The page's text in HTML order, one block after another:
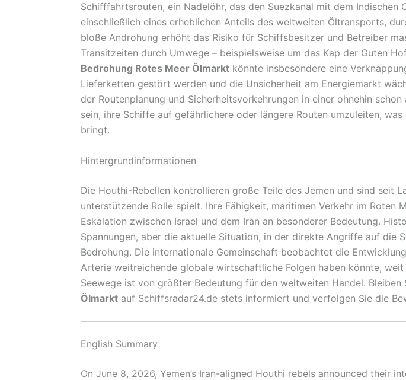
Schifffahrtsrouten, ein Nadelöhr, das den Suezkanal mit dem
einschließlich eines erheblichen Anteils des weltweiten Öltransports,
bloße Androhung erhöht das Risiko für Schiffsbesitzer und Betreiber
Transitzeiten durch Umwege – beispielsweise um das Kap der Guten
Bedrohung Rotes Meer Ölmarkt könnte insbesondere eine
Lieferketten gestört werden und die Unsicherheit am Energiemarkt
der Routenplanung und Sicherheitsvorkehrungen in einer ohnehin
sein, ihre Schiffe auf gefährlichere oder längere Routen umzuleiten,
bringt.
Hintergrundinformationen
Die Houthi-Rebellen kontrollieren große Teile des Jemen und sind seit
unterstützende Rolle spielt. Ihre Fähigkeit, maritimen Verkehr im
Eskalation zwischen Israel und dem Iran an besonderer Bedeutung.
Spannungen, aber die aktuelle Situation, in der direkte Angriffe auf
Bedrohung. Die internationale Gemeinschaft beobachtet die
Arterie weitreichende globale wirtschaftliche Folgen haben könnte,
Seewege ist von größter Bedeutung für den weltweiten Handel. Bleiben
Ölmarkt auf Schiffsradar24.de stets informiert und verfolgen Sie die
English Summary
On June 8, 2026, Yemen’s Iran-aligned Houthi rebels announced their